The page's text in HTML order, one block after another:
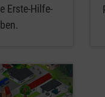
Erste-Hilfe-